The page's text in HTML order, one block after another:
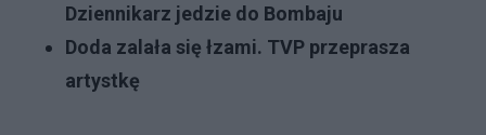
Dziennikarz jedzie do Bombaju
Doda zalała się łzami. TVP przeprasza
artystkę